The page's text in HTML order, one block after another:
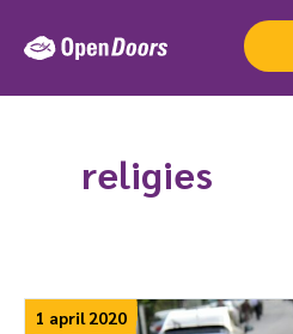
naar
inhoud
religies
1 april 2020